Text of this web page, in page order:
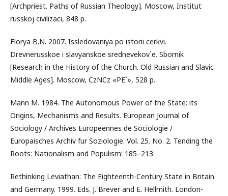
[Archpriest. Paths of Russian Theology]. Moscow, Institut
russkoj civilizaci, 848 p.
Florya B.N. 2007. Issledovaniya po istorii cerkvi.
Drevnerusskoe i slavyanskoe srednevekov`e. Sbornik
[Research in the History of the Church. Old Russian and Slavic
Middle Ages]. Moscow, CzNCz «PE`», 528 p.
Mann M. 1984. The Autonomous Power of the State: its
Origins, Mechanisms and Results. European Journal of
Sociology / Archives Europeennes de Sociologie /
Europaisches Archiv fur Soziologie. Vol. 25. No. 2. Tending the
Roots: Nationalism and Populism: 185–213.
Rethinking Leviathan: The Eighteenth-Century State in Britain
and Germany. 1999. Eds. J. Brever and E. Hellmith. London-